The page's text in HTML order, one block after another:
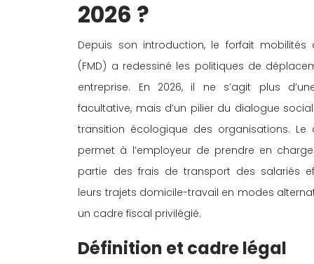
2026 ?
Depuis son introduction, le forfait mobilités
(FMD) a redessiné les politiques de
entreprise. En 2026, il ne s’agit plus
facultative, mais d’un pilier du dialogue
transition écologique des organisations. Le
permet à l’employeur de prendre en
partie des frais de transport des salariés
leurs trajets domicile-travail en modes
un cadre fiscal privilégié.
Définition et cadre légal